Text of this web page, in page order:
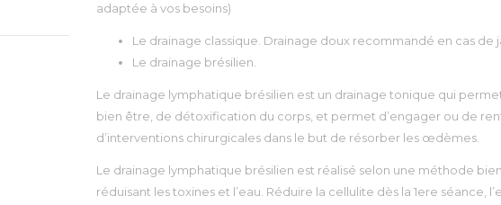
adaptée à vos besoins)
Le drainage classique. Drainage doux recommandé en cas
Le drainage brésilien.
Le drainage lymphatique brésilien est un drainage tonique qui
bien être, de détoxification du corps, et permet d’engager ou de
d’interventions chirurgicales dans le but de résorber les œdèmes.
Le drainage lymphatique brésilien est réalisé selon une méthode
réduisant les toxines et l’eau. Réduire la cellulite dès la 1ere séance,